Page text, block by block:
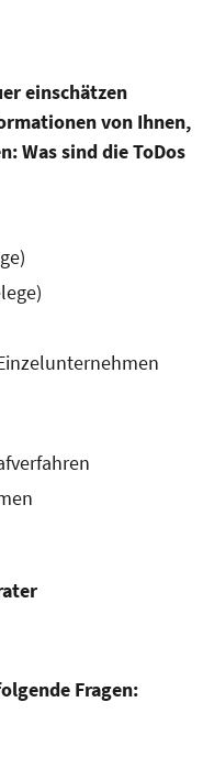
einschätzen
von Ihnen,
Was sind die ToDos
Fragen: